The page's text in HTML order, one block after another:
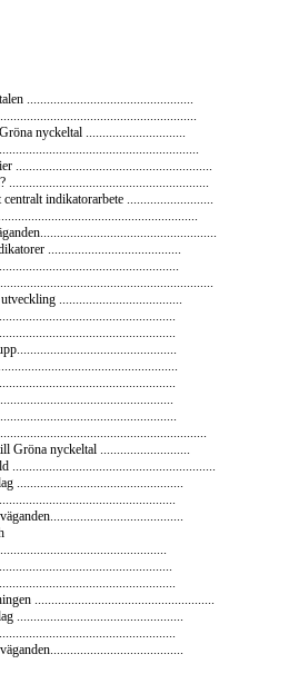
..................................................
nyckeltal ..............................
...........................................................
............................................................
indikatorarbete ..........................
........................................
.....................................
Gröna nyckeltal ...........................
.............................................................
..................................................
......................................................
..................................................